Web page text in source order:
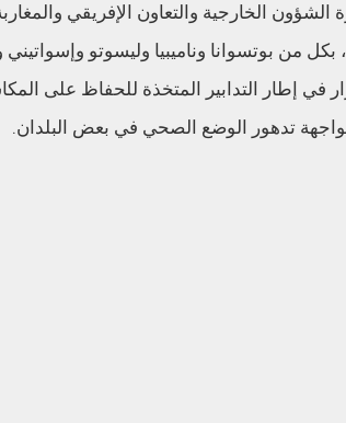
الخارجية والتعاون الإفريقي
بكل من بوتسوانا وناميبيا وليسوتو
في إطار التدابير المتخذة للحفاظ على